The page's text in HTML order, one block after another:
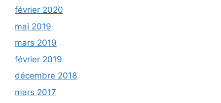
février 2020
mai 2019
mars 2019
février 2019
décembre 2018
mars 2017